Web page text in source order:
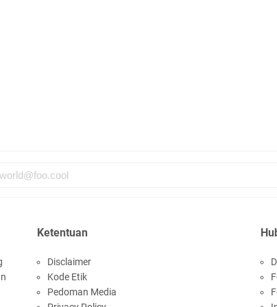
Ketentuan
Disclaimer
Kode Etik
Pedoman Media